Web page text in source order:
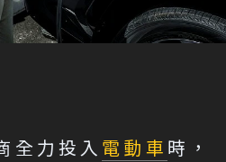
全力投入 電動車 時，